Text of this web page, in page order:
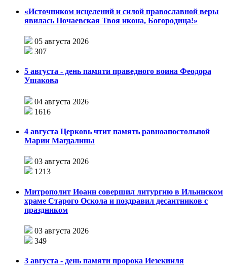
«Источником исцелений и силой православной веры
явилась Почаевская Твоя икона, Богородица!»
05 августа 2026
307
5 августа - день памяти праведного воина Феодора
Ушакова
04 августа 2026
1616
4 августа Церковь чтит память равноапостольной
Марии Магдалины
03 августа 2026
1213
Митрополит Иоанн совершил литургию в Ильинском
храме Старого Оскола и поздравил десантников с
праздником
03 августа 2026
349
3 августа - день памяти пророка Иезекииля